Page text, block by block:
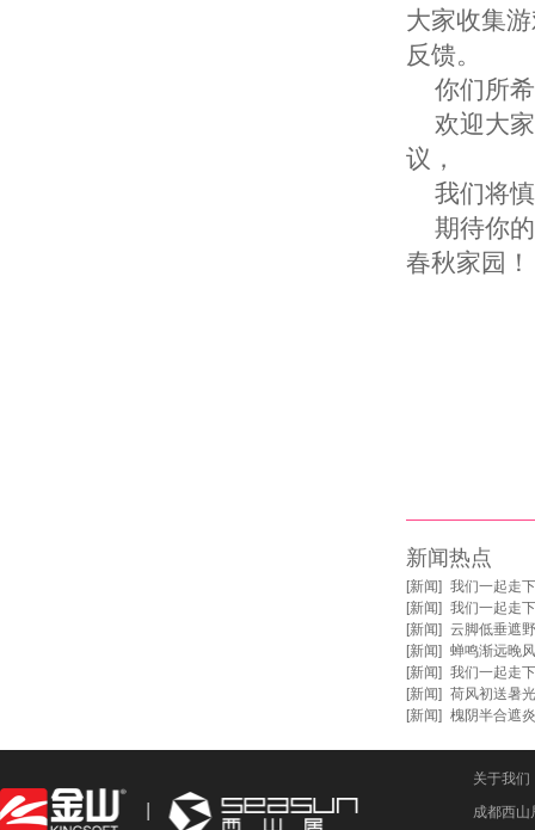
大家收集
反馈。
你们所希
欢迎大家
议，
我们将慎
期待你的
春秋家园！
新闻热点
[新闻] 我们一起走
[新闻] 我们一起走
[新闻] 云脚低垂遮
[新闻] 蝉鸣渐远晚
[新闻] 我们一起走
[新闻] 荷风初送暑
[新闻] 槐阴半合遮
关于我们
成都西山